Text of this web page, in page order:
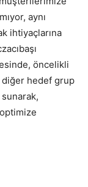
aynı
ihtiyaçlarına
öncelikli
diğer hedef grup